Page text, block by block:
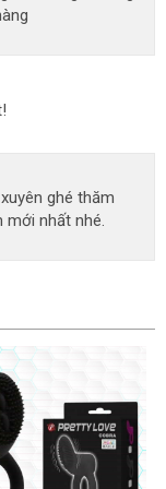
ghé thăm
mới nhất nhé.